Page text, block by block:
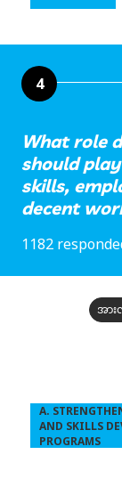
4
What role
should
skills,
decent
1182
အား
A.
AND SKILLS
PROGRAMS